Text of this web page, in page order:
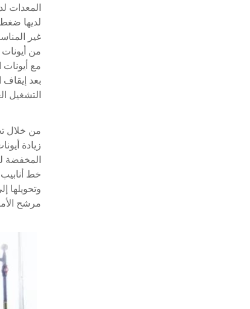
المعدات
غير
من أيونات
مع أيونات
بعد
التشغيل
من خلال
زيادة
المخفضة
خط
وتحويلها
مرشح